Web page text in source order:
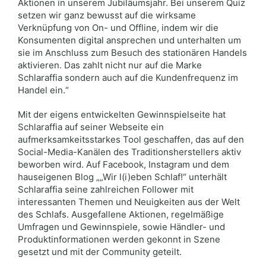
Aktionen in unserem Jubiläumsjahr. Bei unserem Quiz
setzen wir ganz bewusst auf die wirksame
Verknüpfung von On- und Offline, indem wir die
Konsumenten digital ansprechen und unterhalten um
sie im Anschluss zum Besuch des stationären Handels
aktivieren. Das zahlt nicht nur auf die Marke
Schlaraffia sondern auch auf die Kundenfrequenz im
Handel ein.“
Mit der eigens entwickelten Gewinnspielseite hat
Schlaraffia auf seiner Webseite ein
aufmerksamkeitsstarkes Tool geschaffen, das auf den
Social-Media-Kanälen des Traditionsherstellers aktiv
beworben wird. Auf Facebook, Instagram und dem
hauseigenen Blog „„Wir l(i)eben Schlaf!“ unterhält
Schlaraffia seine zahlreichen Follower mit
interessanten Themen und Neuigkeiten aus der Welt
des Schlafs. Ausgefallene Aktionen, regelmäßige
Umfragen und Gewinnspiele, sowie Händler- und
Produktinformationen werden gekonnt in Szene
gesetzt und mit der Community geteilt.